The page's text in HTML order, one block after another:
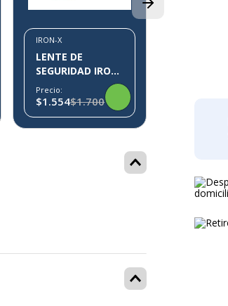
IRON-X
LENTE DE
SEGURIDAD IRON-
X IX10
Precio:
$1.554$1.700